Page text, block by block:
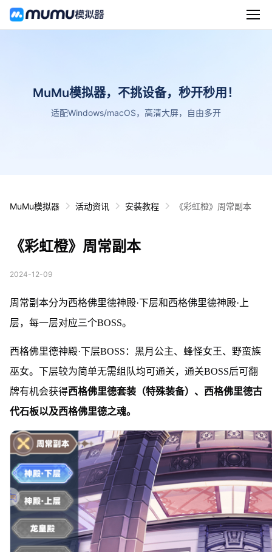
MuMu模拟器，不挑设备，秒开秒用！
适配Windows/macOS，高清大屏，自由多开
MuMu模拟器 活动资讯 安装教程 《彩虹橙》周常副本
《彩虹橙》周常副本
2024-12-09
周常副本分为西格佛里德神殿·下层和西格佛里德神殿·上
层，每一层对应三个BOSS。
西格佛里德神殿·下层BOSS：黑月公主、蜂怪女王、野蛮族
巫女。下层较为简单无需组队均可通关，通关BOSS后可翻
牌有机会获得西格佛里德套装（特殊装备）、西格佛里德古
代石板以及西格佛里德之魂。